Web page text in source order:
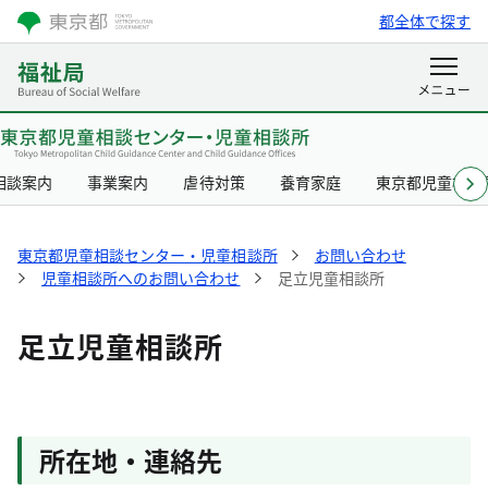
都全体で探す
談案内 事業案内 虐待対策 養育家庭 東京都児童相談
東京都児童相談センター・児童相談所
お問い合わせ
児童相談所へのお問い合わせ
足立児童相談所
足立児童相談所
所在地・連絡先